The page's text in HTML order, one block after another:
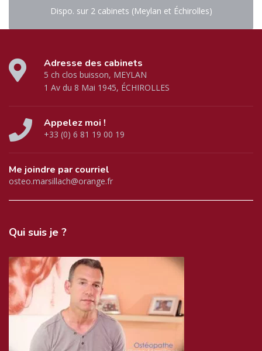
Dispo. sur 2 cabinets (Meylan et Échirolles)
Adresse des cabinets
5 ch clos buisson, MEYLAN
1 Av du 8 Mai 1945, ÉCHIROLLES
Appelez moi !
+33 (0) 6 81 19 00 19
Me joindre par courriel
osteo.marsillach@orange.fr
Qui suis je ?